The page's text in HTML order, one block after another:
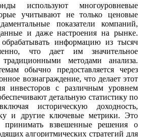
используют многоуровневые
учитывают не только ценовые
показатели компаний,
и даже настроения на рынке.
информацию из тысяч
что дает им значительное
методами анализа.
обычно предоставляется через
вознаграждение, что делает этот
инвесторов с различным уровнем
детальную статистику по
историческую доходность,
и другие ключевые метрики. Это
принимать взвешенные решения о
алгоритмических стратегий для